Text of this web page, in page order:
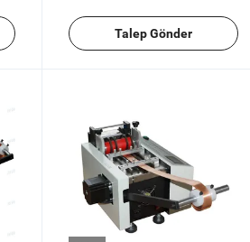
Talep Gönder